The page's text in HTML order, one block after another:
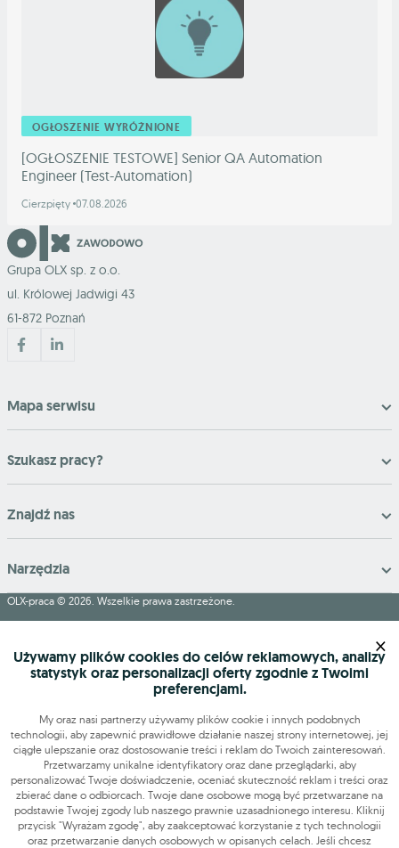
OGŁOSZENIE WYRÓŻNIONE
[OGŁOSZENIE TESTOWE] Senior QA Automation
Engineer (Test-Automation)
Cierzpięty 07.08.2026
Grupa OLX sp. z o.o.
ul. Królowej Jadwigi 43
61-872 Poznań
Mapa serwisu
Szukasz pracy?
Znajdź nas
Narzędzia
OLX-praca © 2026. Wszelkie prawa zastrzeżone.
Używamy plików cookies do celów reklamowych, analizy
statystyk oraz personalizacji oferty zgodnie z Twoimi
preferencjami.
My oraz nasi partnerzy używamy plików cookie i innych podobnych
technologii, aby zapewnić prawidłowe działanie naszej strony internetowej, jej
ciągłe ulepszanie oraz dostosowanie treści i reklam do Twoich zainteresowań.
Przetwarzamy unikalne identyfikatory oraz dane przeglądarki, aby
personalizować Twoje doświadczenie, oceniać skuteczność reklam i treści oraz
zbierać dane o odbiorcach. Twoje dane osobowe mogą być przetwarzane na
podstawie Twojej zgody lub naszego prawnie uzasadnionego interesu. Kliknij
przycisk "Wyrażam zgodę", aby zaakceptować korzystanie z tych technologii
oraz przetwarzanie danych osobowych w opisanych celach. Jeśli chcesz
×